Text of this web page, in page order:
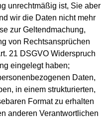
unrechtmäßig ist, Sie aber
wir die Daten nicht mehr
zur Geltendmachung,
von Rechtsansprüchen
21 DSGVO Widerspruch
eingelegt haben;
Daten,
in einem strukturierten,
Format zu erhalten
anderen Verantwortlichen